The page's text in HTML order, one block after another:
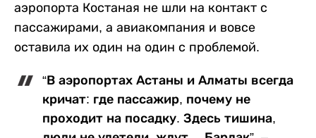
аэропорта Костаная не шли на контакт с
пассажирами, а авиакомпания и вовсе
оставила их один на один с проблемой.
“В аэропортах Астаны и Алматы всегда
кричат: где пассажир, почему не
проходит на посадку. Здесь тишина,